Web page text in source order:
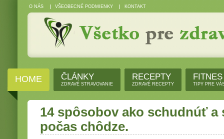
O NÁS VŠEOBECNÉ PODMIENKY KONTAKT
HOME ČLÁNKY
ZDRAVÉ STRAVOVANIE
RECEPTY
ZDRAVÉ RECEPTY
FITNES
TIPY PRE
14 spôsobov ako schudnúť
počas chôdze.